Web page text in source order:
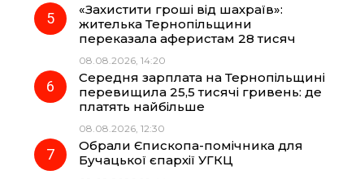
«Захистити гроші від шахраїв»:
жителька Тернопільщини
переказала аферистам 28 тисяч
08.08.2026, 14:20
Середня зарплата на Тернопільщині
перевищила 25,5 тисячі гривень: де
платять найбільше
08.08.2026, 12:30
Обрали Єпископа-помічника для
Бучацької єпархії УГКЦ